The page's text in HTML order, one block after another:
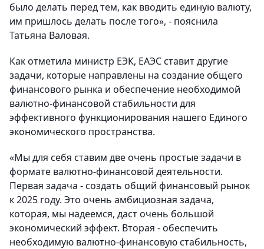
было делать перед тем, как вводить единую валюту,
им пришлось делать после того», - пояснила
Татьяна Валовая.
Как отметила министр ЕЭК, ЕАЭС ставит другие
задачи, которые направлены на создание общего
финансового рынка и обеспечение необходимой
валютно-финансовой стабильности для
эффективного функционирования нашего Единого
экономического пространства.
«Мы для себя ставим две очень простые задачи в
формате валютно-финансовой деятельности.
Первая задача - создать общий финансовый рынок
к 2025 году. Это очень амбициозная задача,
которая, мы надеемся, даст очень большой
экономический эффект. Вторая - обеспечить
необходимую валютно-финансовую стабильность,